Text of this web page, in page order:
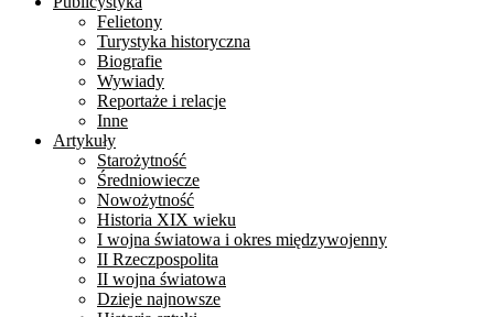
Felietony
Turystyka historyczna
Biografie
Wywiady
Reportaże i relacje
Inne
Artykuły
Starożytność
Średniowiecze
Nowożytność
Historia XIX wieku
I wojna światowa i okres międzywojenny
II Rzeczpospolita
II wojna światowa
Dzieje najnowsze